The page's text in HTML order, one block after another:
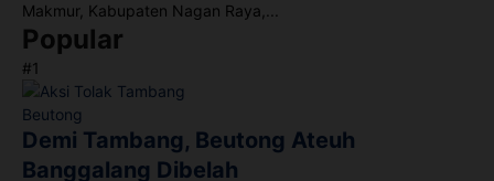
Makmur, Kabupaten Nagan Raya,...
Popular
#1
Demi Tambang, Beutong Ateuh
Banggalang Dibelah